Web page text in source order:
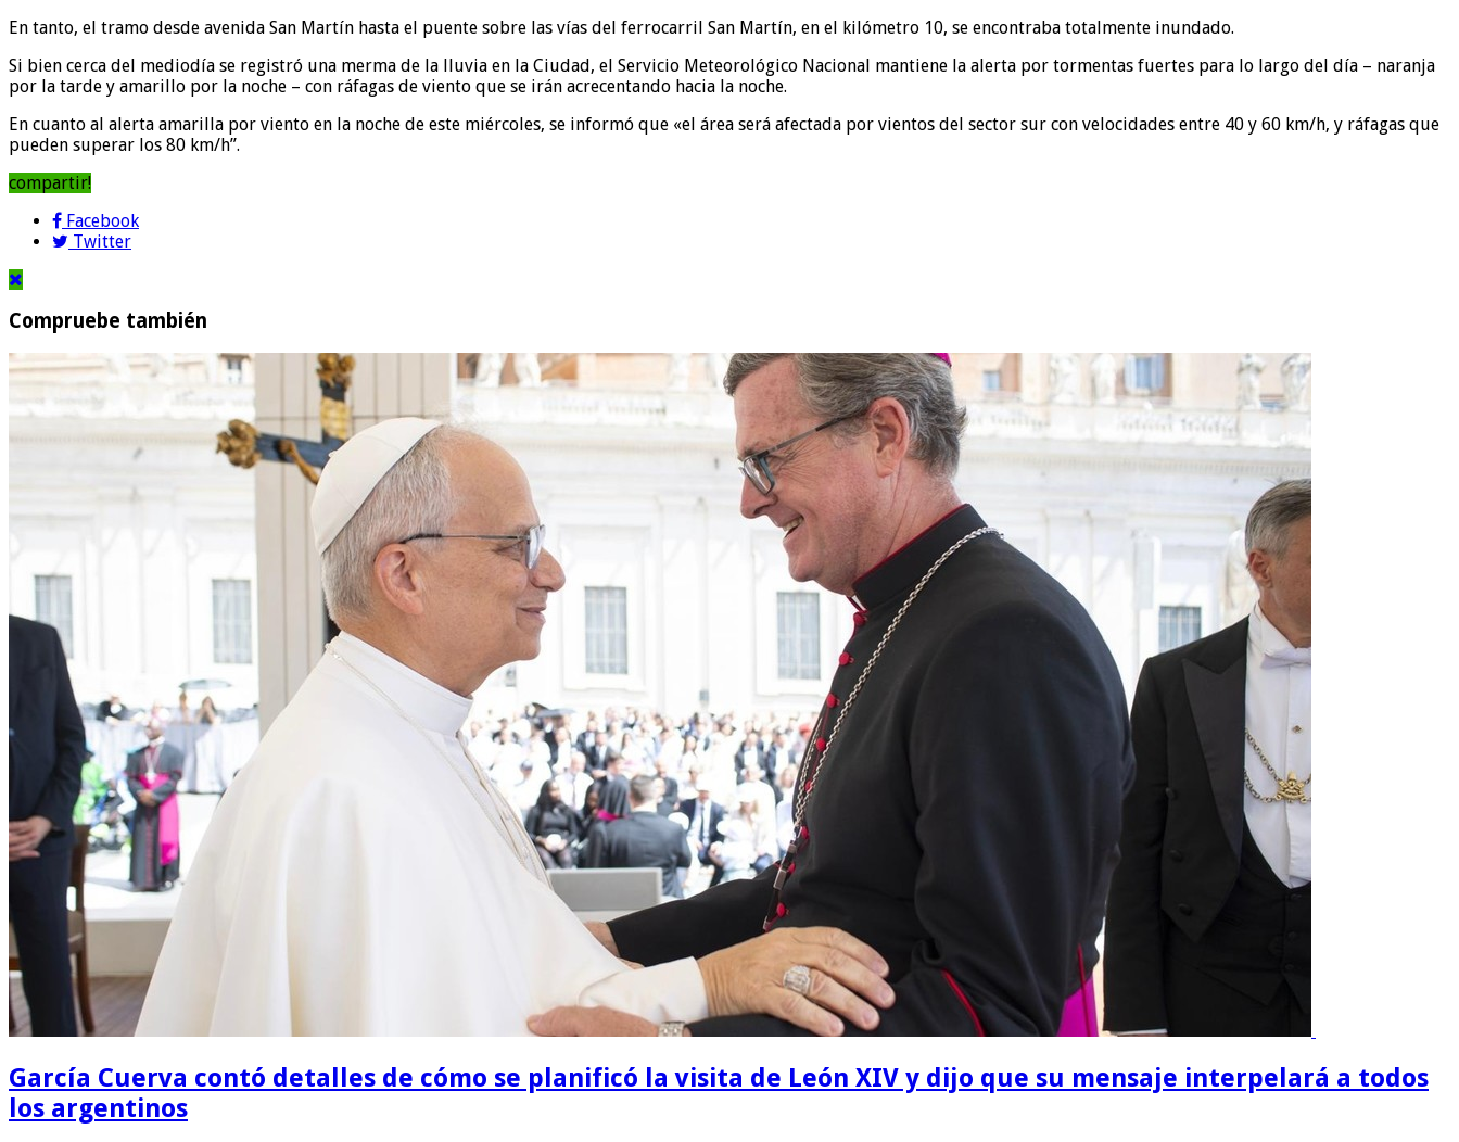
En tanto, el tramo desde avenida San Martín hasta el puente sobre las vías del ferrocarril San Martín, en el kilómetro 10, se encontraba totalmente inundado.
Si bien cerca del mediodía se registró una merma de la lluvia en la Ciudad, el Servicio Meteorológico Nacional mantiene la alerta por tormentas fuertes para lo largo del día – naranja
por la tarde y amarillo por la noche – con ráfagas de viento que se irán acrecentando hacia la noche.
En cuanto al alerta amarilla por viento en la noche de este miércoles, se informó que «el área será afectada por vientos del sector sur con velocidades entre 40 y 60 km/h, y ráfagas que
pueden superar los 80 km/h”.
compartir!
Facebook
Twitter
Compruebe también
García Cuerva contó detalles de cómo se planificó la visita de León XIV y dijo que su mensaje interpelará a todos
los argentinos